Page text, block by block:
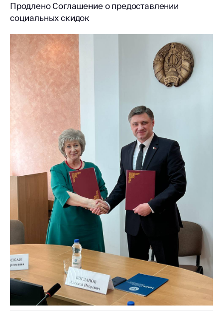
Продлено Соглашение о предоставлении
социальных скидок